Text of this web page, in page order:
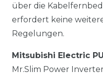
über die
erfordert keine
Regelungen.
Mitsubishi Electric
Mr.Slim Power